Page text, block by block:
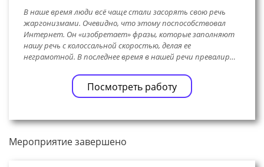
В наше время люди всё чаще стали засорять свою речь
жаргонизмами. Очевидно, что этому поспособствовал
Интернет. Он «изобретает» фразы, которые заполняют
нашу речь с колоссальной скоростью, делая ее
неграмотной. В последнее время в нашей речи превалир…
Посмотреть работу
Мероприятие завершено